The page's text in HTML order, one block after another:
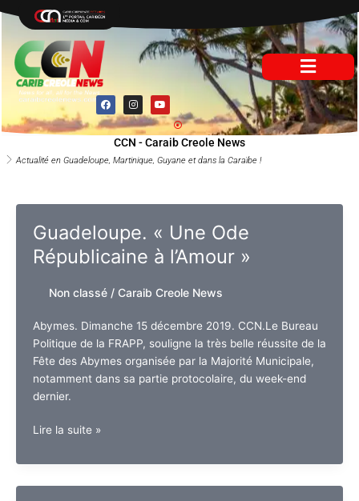
contenu
F
a
c
e
b
o
k
I
n
s
t
a
g
r
a
Y
o
u
t
u
b
e
Actualité en Guadeloupe, Martinique, Guyane et dans la Caraïbe !
CCN - Caraib Creole News
Guadeloupe. « Une Ode
Républicaine à l’Amour »
Non classé/ Caraib Creole News
Abymes. Dimanche 15 décembre 2019. CCN.Le Bureau
Politique de la FRAPP, souligne la très belle réussite de la
Fête des Abymes organisée par la Majorité Municipale,
notamment dans sa partie protocolaire, du week-end
dernier.
Guadeloupe.
Une
Lire la suite »